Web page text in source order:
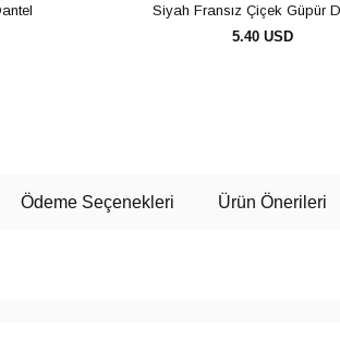
Siyah Fransız Çiçek Güpür
5.40 USD
Ödeme Seçenekleri Ürün Önerileri